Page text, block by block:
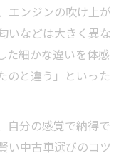
選びを実現
る車選びを実践
に合う一台を発
心地を徹底確認
エンジンの吹け上が
いなどは大きく異な
た細かな違いを体感
のと違う」といった
自分の感覚で納得で
い中古車選びのコツ